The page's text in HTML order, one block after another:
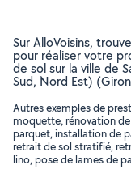
Sur AlloVoisins,
pour réaliser votre
de sol sur la ville de
Sud, Nord Est)
Autres exemples de
moquette, rénovation
parquet, installation de
retrait de sol stratifié,
lino, pose de lames de